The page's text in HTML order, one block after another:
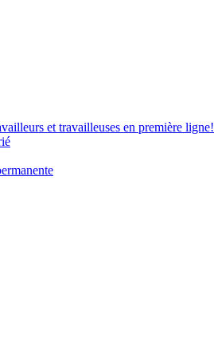
et travailleuses en première ligne!